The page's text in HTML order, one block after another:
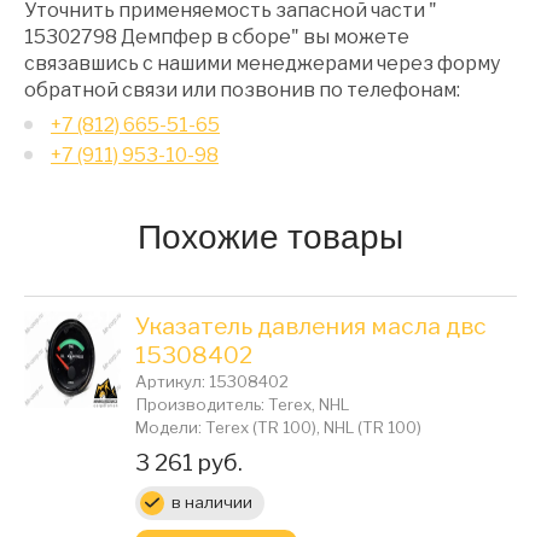
Уточнить применяемость запасной части "
15302798 Демпфер в сборе" вы можете
связавшись с нашими менеджерами через форму
обратной связи или позвонив по телефонам:
+7 (812) 665-51-65
+7 (911) 953-10-98
Похожие товары
Указатель давления масла двс
15308402
Артикул: 15308402
Производитель: Terex, NHL
Модели: Terex (TR 100), NHL (TR 100)
Цена:
3 261 руб.
в наличии